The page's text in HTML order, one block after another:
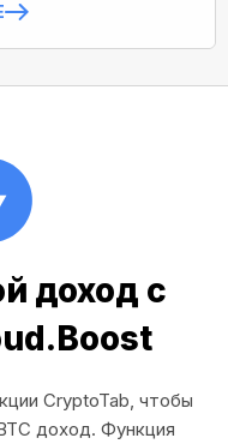
доход с
CryptoTab, чтобы
доход. Функция